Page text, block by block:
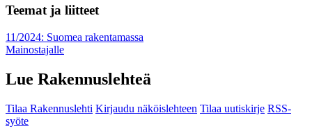
Teemat ja liitteet
11/2024: Suomea rakentamassa
Mainostajalle
Lue Rakennuslehteä
Tilaa Rakennuslehti Kirjaudu näköislehteen Tilaa uutiskirje RSS-
syöte